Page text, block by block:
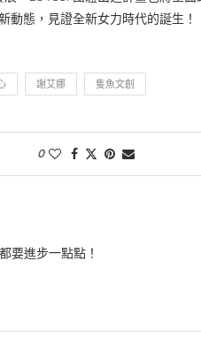
動態，見證全新女力時代的誕生！
謝艾娜 隻魚文創
0
要進步一點點！